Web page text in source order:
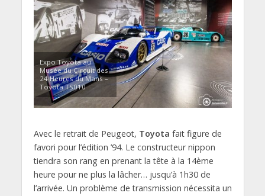
Expo Toyota au
Musée du Circuit des
24 Heures du Mans –
Toyota TS010
Avec le retrait de Peugeot, Toyota fait figure de
favori pour l’édition ’94. Le constructeur nippon
tiendra son rang en prenant la tête à la 14ème
heure pour ne plus la lâcher… jusqu’à 1h30 de
l’arrivée. Un problème de transmission nécessita un